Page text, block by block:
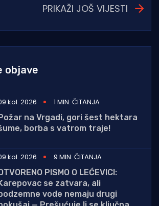
PRIKAŽI JOŠ VIJESTI
objave
kol. 2026
1 MIN. ČITANJA
Požar na Vrgadi, gori šest hektara
borba s vatrom traje!
kol. 2026
9 MIN. ČITANJA
PISMO O LEĆEVICI:
se zatvara, ali
vode nemaju drugi